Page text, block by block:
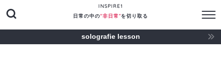
INSPIRE1
日常の中の"非日常“を切り取る
solografie lesson